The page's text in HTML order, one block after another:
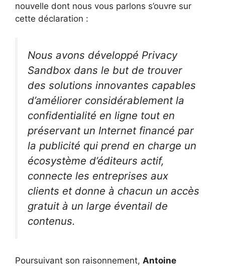
nouvelle dont nous vous parlons s’ouvre sur
cette déclaration :
Nous avons développé Privacy
Sandbox dans le but de trouver
des solutions innovantes capables
d’améliorer considérablement la
confidentialité en ligne tout en
préservant un Internet financé par
la publicité qui prend en charge un
écosystème d’éditeurs actif,
connecte les entreprises aux
clients et donne à chacun un accès
gratuit à un large éventail de
contenus.
Poursuivant son raisonnement, Antoine